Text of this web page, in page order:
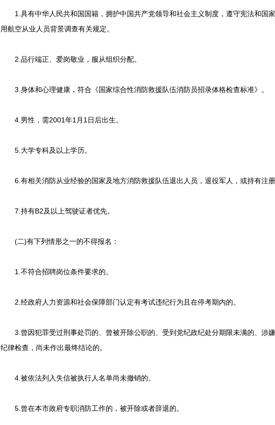
1.具有中华人民共和国国籍，拥护中国共产党领导和社会主义制度，遵守宪法和国
用航空从业人员背景调查有关规定。
2.品行端正、爱岗敬业，服从组织分配。
3.身体和心理健康，符合《国家综合性消防救援队伍消防员招录体格检查标准》。
4.男性，需2001年1月1日后出生。
5.大学专科及以上学历。
6.有相关消防从业经验的国家及地方消防救援队伍退出人员，退役军人，或持有注册
7.持有B2及以上驾驶证者优先。
(二)有下列情形之一的不得报名：
1.不符合招聘岗位条件要求的。
2.经政府人力资源和社会保障部门认定有考试违纪行为且在停考期内的。
3.曾因犯罪受过刑事处罚的、曾被开除公职的、受到党纪政纪处分期限未满的、涉
纪律检查，尚未作出最终结论的。
4.被依法列入失信被执行人名单尚未撤销的。
5.曾在本市政府专职消防工作的，被开除或者辞退的。